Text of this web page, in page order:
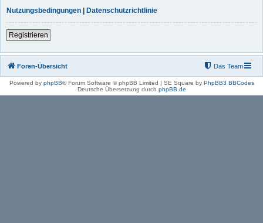
Nutzungsbedingungen | Datenschutzrichtlinie
Registrieren
Foren-Übersicht Das Team
Powered by phpBB® Forum Software © phpBB Limited | SE Square by PhpBB3 BBCodes
Deutsche Übersetzung durch phpBB.de